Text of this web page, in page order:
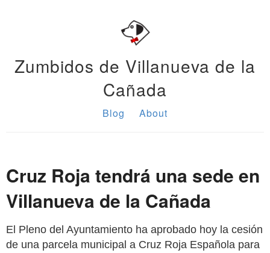
Zumbidos de Villanueva de la
Cañada
Blog About
Cruz Roja tendrá una sede en
Villanueva de la Cañada
El Pleno del Ayuntamiento ha aprobado hoy la cesión
de una parcela municipal a Cruz Roja Española para